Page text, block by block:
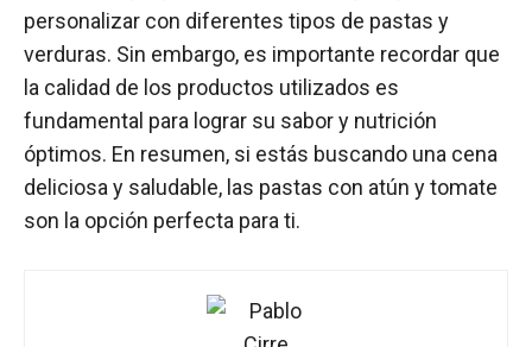
personalizar con diferentes tipos de pastas y
verduras. Sin embargo, es importante recordar que
la calidad de los productos utilizados es
fundamental para lograr su sabor y nutrición
óptimos. En resumen, si estás buscando una cena
deliciosa y saludable, las pastas con atún y tomate
son la opción perfecta para ti.